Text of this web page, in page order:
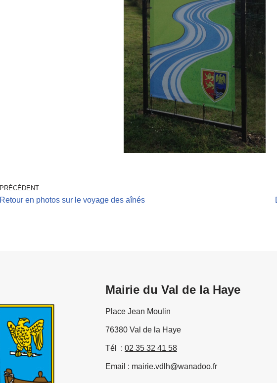
PRÉCÉDENT
Retour en photos sur le voyage des aînés
Mairie du Val de la Haye
Place Jean Moulin
76380 Val de la Haye
Tél : 02 35 32 41 58
Email : mairie.vdlh@wanadoo.fr